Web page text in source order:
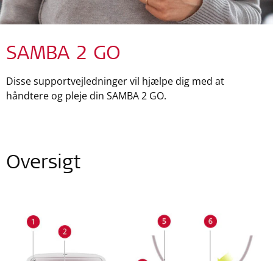
SAMBA 2 GO
Disse supportvejledninger vil hjælpe dig med at
håndtere og pleje din SAMBA 2 GO.
Oversigt